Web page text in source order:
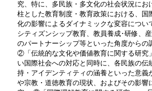
究、特に、多民族・多文化の社会状況にお
柱とした教育制度・教育政策における、国
化の影響によるダイナミックな変容につい
シティズンシップ教育、教員養成･研修、
のパートナーシップ等といった角度からの
②「伝統的な文化や価値教育に関する研究
い国際社会への対応と同時に、各民族の伝
持・アイデンティティの涵養といった意義
や宗教・道徳教育の現状、およびその影響